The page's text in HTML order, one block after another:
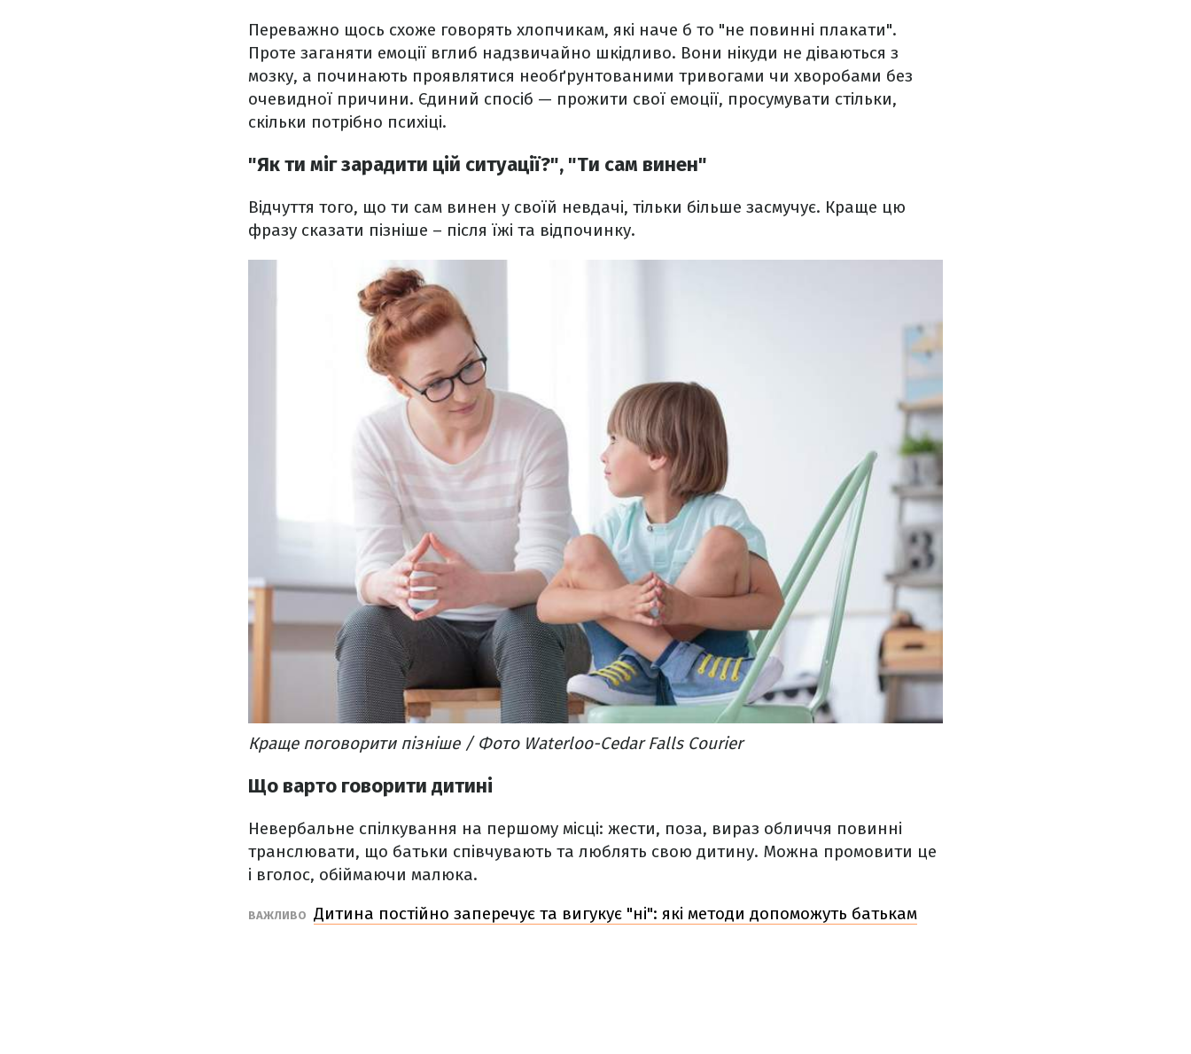
Переважно щось схоже говорять хлопчикам, які наче б то "не повинні плакати".
Проте заганяти емоції вглиб надзвичайно шкідливо. Вони нікуди не діваються з
мозку, а починають проявлятися необґрунтованими тривогами чи хворобами без
очевидної причини. Єдиний спосіб — прожити свої емоції, просумувати стільки,
скільки потрібно психіці.
"Як ти міг зарадити цій ситуації?", "Ти сам винен"
Відчуття того, що ти сам винен у своїй невдачі, тільки більше засмучує. Краще цю
фразу сказати пізніше – після їжі та відпочинку.
Краще поговорити пізніше / Фото Waterloo-Cedar Falls Courier
Що варто говорити дитині
Невербальне спілкування на першому місці: жести, поза, вираз обличчя повинні
транслювати, що батьки співчувають та люблять свою дитину. Можна промовити це
і вголос, обіймаючи малюка.
ВАЖЛИВО Дитина постійно заперечує та вигукує "ні": які методи допоможуть батькам